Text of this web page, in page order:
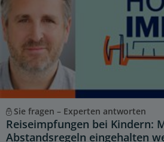
Sie fragen – Experten antworten
Reiseimpfungen bei Kindern:
Abstandsregeln eingehalten